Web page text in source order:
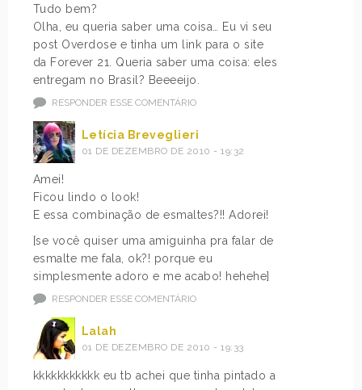
Tudo bem?
Olha, eu queria saber uma coisa… Eu vi seu
post Overdose e tinha um link para o site
da Forever 21. Queria saber uma coisa: eles
entregam no Brasil? Beeeeijo.
RESPONDER ESSE COMENTÁRIO
Letícia Breveglieri
01 DE DEZEMBRO DE 2010 - 19:32
Amei!
Ficou lindo o look!
E essa combinação de esmaltes?!! Adorei!
[se você quiser uma amiguinha pra falar de
esmalte me fala, ok?! porque eu
simplesmente adoro e me acabo! hehehe]
RESPONDER ESSE COMENTÁRIO
Lalah
01 DE DEZEMBRO DE 2010 - 19:33
kkkkkkkkkkk eu tb achei que tinha pintado a